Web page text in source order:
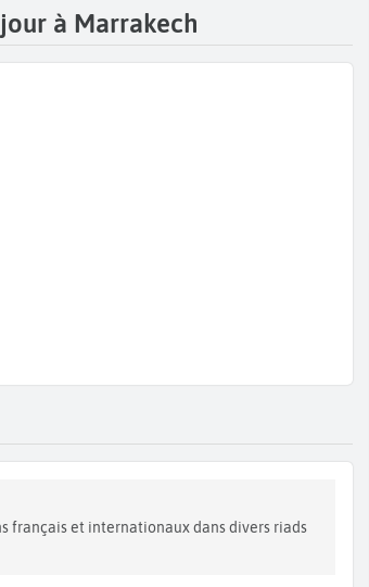
à Marrakech
français et internationaux dans divers riads